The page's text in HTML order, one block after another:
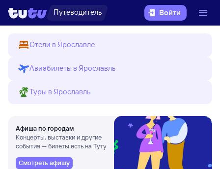
Путеводитель Войти
Отели в Ярославле
Авиабилеты в Ярославль
Туры в Ярославль
Афиша по городам
Концерты, выставки и другие
события — билеты есть на Туту
Смотреть афишу